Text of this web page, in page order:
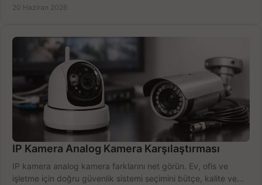
20 Haziran 2026
IP Kamera Analog Kamera Karşılaştırması
IP kamera analog kamera farklarını net görün. Ev, ofis ve
işletme için doğru güvenlik sistemi seçimini bütçe, kalite ve